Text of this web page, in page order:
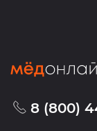
8 (800)